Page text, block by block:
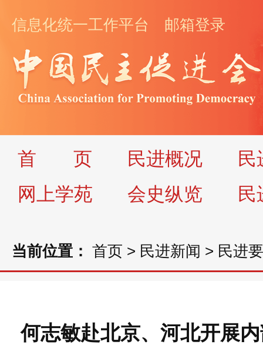
信息化统一工作平台 邮箱登录
首 页 民进概况
民
网上学苑
会史纵览 民
当前位置： 首页 > 民进新闻 > 民进
何志敏赴北京、河北开展